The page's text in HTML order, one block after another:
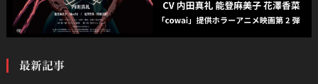
最新記事